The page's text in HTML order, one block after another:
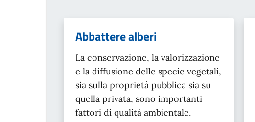
Abbattere alberi
La conservazione, la valorizzazione
e la diffusione delle specie vegetali,
sia sulla proprietà pubblica sia su
quella privata, sono importanti
fattori di qualità ambientale.